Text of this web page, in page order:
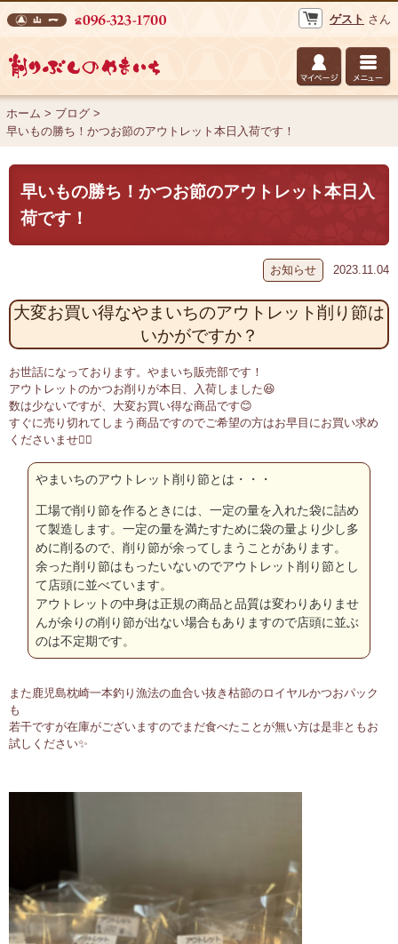
ゲスト さん
株式会社 山一 削りぶしのやまいち
ホーム > ブログ >
早いもの勝ち！かつお節のアウトレット本日入荷です！
早いもの勝ち！かつお節のアウトレット本日入
荷です！
お知らせ 2023.11.04
大変お買い得なやまいちのアウトレット削り節は
いかがですか？
お世話になっております。やまいち販売部です！
アウトレットのかつお削りが本日、入荷しました😆
数は少ないですが、大変お買い得な商品です😊
すぐに売り切れてしまう商品ですのでご希望の方はお早目にお買い求め
くださいませ🙇‍♂️
やまいちのアウトレット削り節とは・・・
工場で削り節を作るときには、一定の量を入れた袋に詰め
て製造します。一定の量を満たすために袋の量より少し多
めに削るので、削り節が余ってしまうことがあります。
余った削り節はもったいないのでアウトレット削り節とし
て店頭に並べています。
アウトレットの中身は正規の商品と品質は変わりありませ
んが余りの削り節が出ない場合もありますので店頭に並ぶ
のは不定期です。
また鹿児島枕崎一本釣り漁法の血合い抜き枯節のロイヤルかつおパック
も
若干ですが在庫がございますのでまだ食べたことが無い方は是非ともお
試しください✨